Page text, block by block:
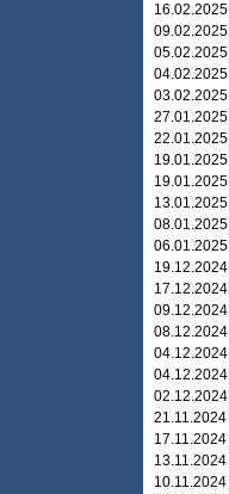
16.02.2025
09.02.2025
05.02.2025
04.02.2025
03.02.2025
27.01.2025
22.01.2025
19.01.2025
19.01.2025
13.01.2025
08.01.2025
06.01.2025
19.12.2024
17.12.2024
09.12.2024
08.12.2024
04.12.2024
04.12.2024
02.12.2024
21.11.2024
17.11.2024
13.11.2024
10.11.2024